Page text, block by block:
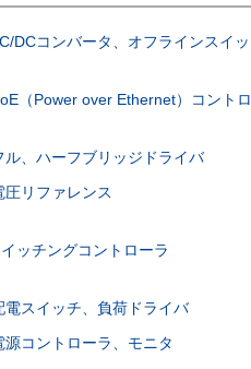
DCコンバータ、オフラインスイッ
（Power over Ethernet）コントロ
ル、ハーフブリッジドライバ
圧リファレンス
ッチングコントローラ
電スイッチ、負荷ドライバ
源コントローラ、モニタ